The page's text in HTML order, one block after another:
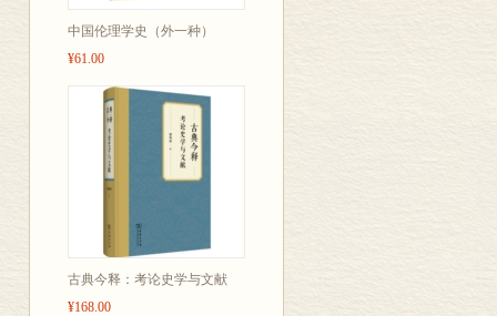
中国伦理学史（外一种）
¥61.00
古典今释：考论史学与文献
¥168.00